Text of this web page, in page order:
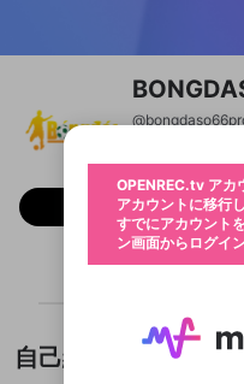
@
フォロー
自己紹介 ブロックリス
この動画の
フ
応援している配信者
※ファンレター機能は
固定動画に
マイページに表示さ
信予定、アーカイブ
のトップに1つ固定
ニューより設定する
選択できるプレ
ポイント
ご確
した。 サービスを
OPENREC.tv ア
アカウントに移行
すでにアカウント
メールア
@
OPENREC.tvアカ
カウントに統合し
こちらから
メールア
OPENREC.tv ア
アカウントに移行し
すでにアカウント
ン画面からログイ
登録したメールアド
入力していた
スに、パスワ
パーソナ
年
生年月は登録後に変更
お住まいの地域
認証
セッションの
不適切なユー
すか？
問題を選択して
わいせつな表現
サブ
限定コミ
Discordアカ